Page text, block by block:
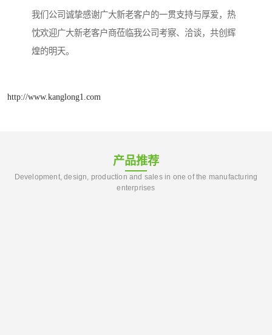
我们公司诚挚感谢广大新老客户的一贯支持与厚爱，热
忱欢迎广大新老客户商莅临我公司考察、洽谈，共创辉
煌的明天。
http://www.kanglong1.com
产品推荐
Development, design, production and sales in one of the manufacturing
enterprises